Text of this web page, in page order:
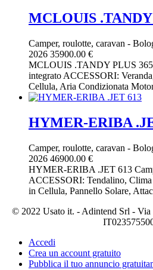
MCLOUIS .TANDY
Camper, roulotte, caravan -
2026 35900.00 €
MCLOUIS .TANDY PLUS 365
integrato ACCESSORI:
Cellula, Aria Condizionata
HYMER-ERIBA
Camper, roulotte, caravan -
2026 46900.00 €
HYMER-ERIBA .JET 613
ACCESSORI: Tendalino,
in Cellula, Pannello Solare,
© 2022 Usato it. - Adintend Srl - Via
Accedi
Crea un account gratuito
Pubblica il tuo annuncio